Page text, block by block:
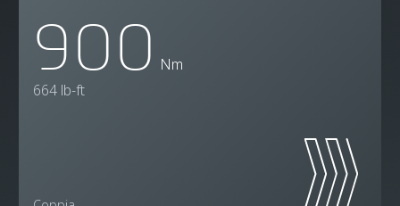
900 Nm
664 lb-ft